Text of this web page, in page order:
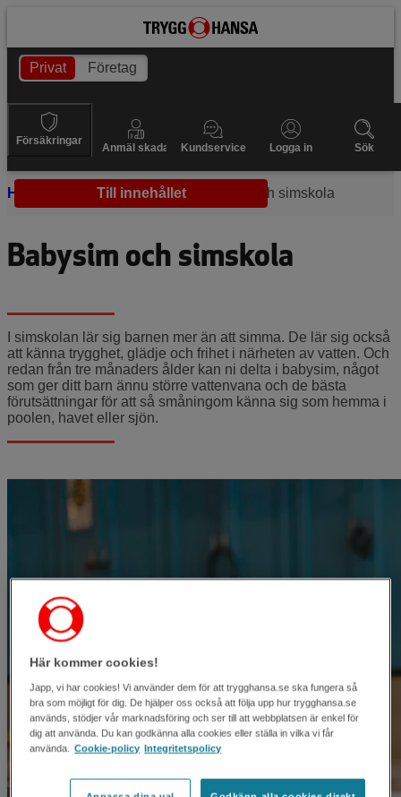
Till innehållet
Privat Företag
Försäkringar
Anmäl skada Kundservice Logga in Sök
Hem Vattensäkerhet Babysim och simskola
Babysim och simskola
I simskolan lär sig barnen mer än att simma. De lär sig också
att känna trygghet, glädje och frihet i närheten av vatten. Och
redan från tre månaders ålder kan ni delta i babysim, något
som ger ditt barn ännu större vattenvana och de bästa
förutsättningar för att så småningom känna sig som hemma i
poolen, havet eller sjön.
Här kommer cookies!
Japp, vi har cookies! Vi använder dem för att trygghansa.se ska fungera så
bra som möjligt för dig. De hjälper oss också att följa upp hur trygghansa.se
används, stödjer vår marknadsföring och ser till att webbplatsen är enkel för
dig att använda. Du kan godkänna alla cookies eller ställa in vilka vi får
använda. Cookie-policy Integritetspolicy